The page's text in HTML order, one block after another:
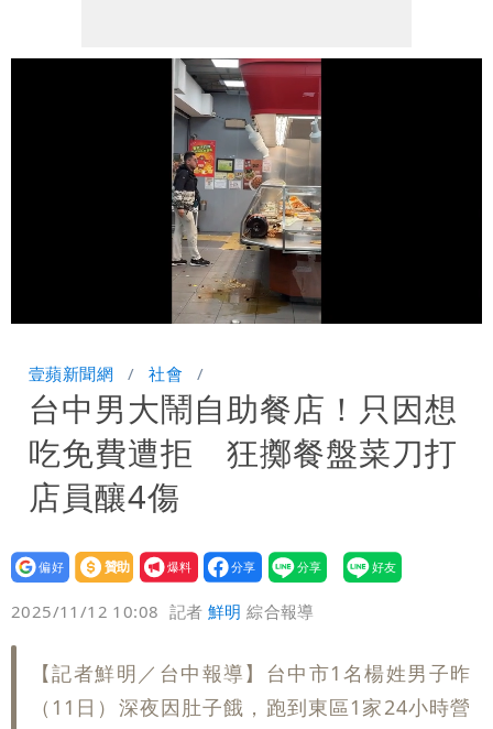
Loaded:
85.59%
壹蘋新聞網 社會
台中男大鬧自助餐店！只因想
吃免費遭拒 狂擲餐盤菜刀打
店員釀4傷
設為
贊助
我要
爆料
2025/11/12 10:08 記者鮮明 綜合報導
【記者鮮明／台中報導】台中市1名楊姓男子昨
（11日）深夜因肚子餓，跑到東區1家24小時營